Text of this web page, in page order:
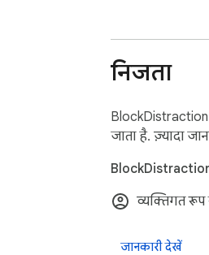
निजता
जाता है. ज़्यादा
व्यक्तिगत रूप
जानकारी देखें